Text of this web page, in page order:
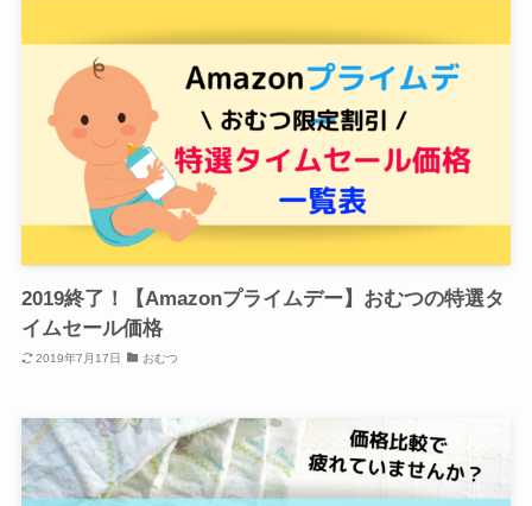
2019終了！【Amazonプライムデー】おむつの特選タ
イムセール価格
2019年7月17日 おむつ